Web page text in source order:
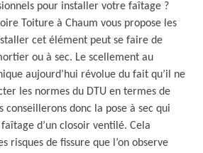
pour installer votre faîtage ?
Toiture à Chaum vous propose les
cet élément peut se faire de
ou à sec. Le scellement au
aujourd’hui révolue du fait qu’il ne
les normes du DTU en termes de
conseillerons donc la pose à sec qui
d’un closoir ventilé. Cela
risques de fissure que l’on observe